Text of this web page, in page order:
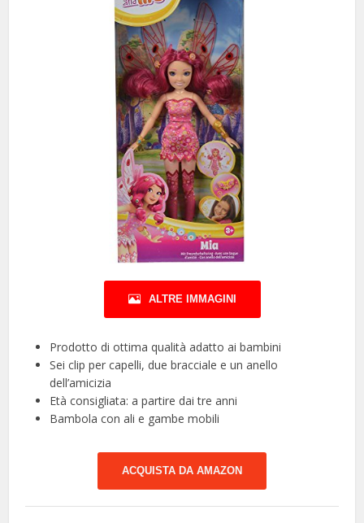
ALTRE IMMAGINI
Prodotto di ottima qualità adatto ai bambini
Sei clip per capelli, due bracciale e un anello
dell’amicizia
Età consigliata: a partire dai tre anni
Bambola con ali e gambe mobili
ACQUISTA DA AMAZON